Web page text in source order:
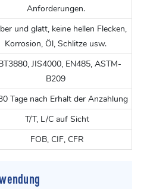
Anforderungen.
und glatt, keine hellen Flecken,
Korrosion, Öl, Schlitze usw.
JIS4000, EN485, ASTM-
B209
Tage nach Erhalt der Anzahlung
T/T, L/C auf Sicht
FOB, CIF, CFR